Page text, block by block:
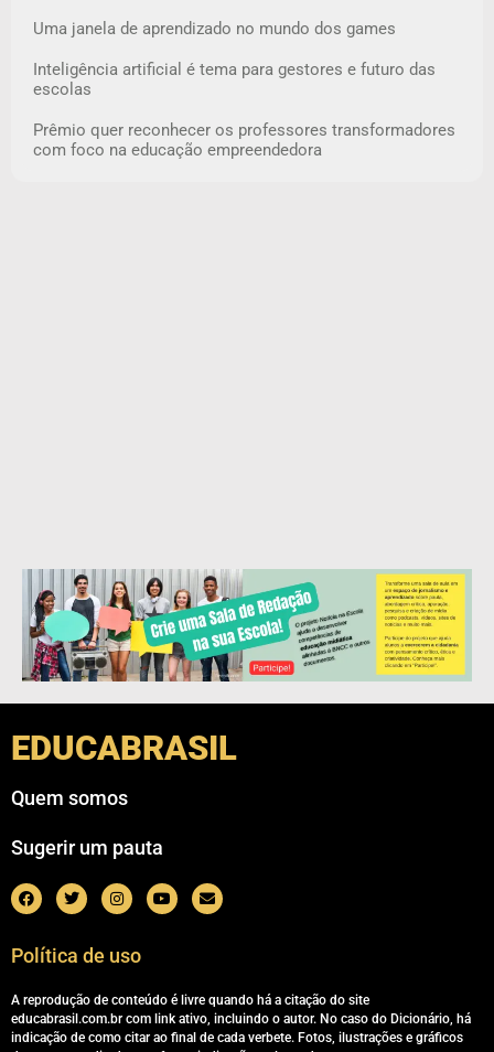
Uma janela de aprendizado no mundo dos games
Inteligência artificial é tema para gestores e futuro das
escolas
Prêmio quer reconhecer os professores transformadores
com foco na educação empreendedora
EDUCABRASIL
Quem somos
Sugerir um pauta
Política de uso
A reprodução de conteúdo é livre quando há a citação do site
educabrasil.com.br com link ativo, incluindo o autor. No caso do Dicionário, há
indicação de como citar ao final de cada verbete. Fotos, ilustrações e gráficos